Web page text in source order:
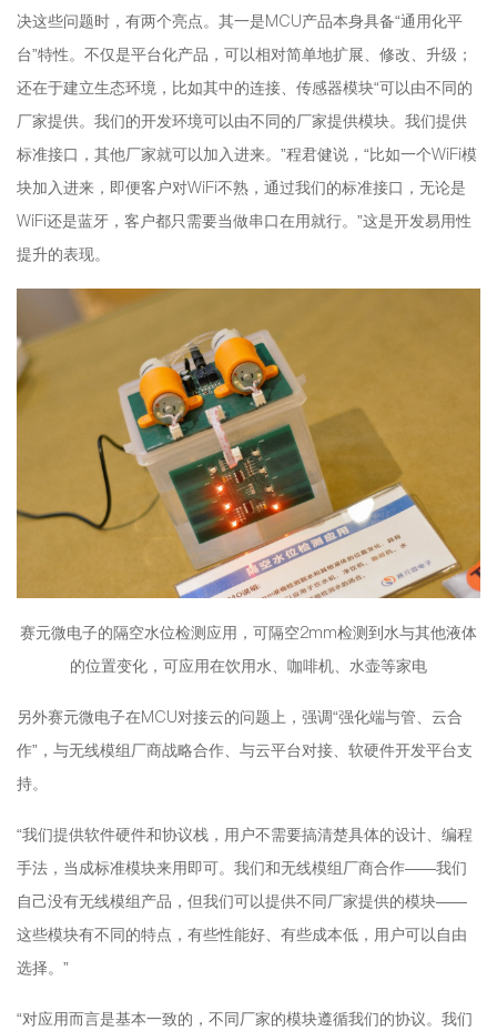
决这些问题时，有两个亮点。其一是MCU产品本身具备“通用化平
台”特性。不仅是平台化产品，可以相对简单地扩展、修改、升级；
还在于建立生态环境，比如其中的连接、传感器模块“可以由不同的
厂家提供。我们的开发环境可以由不同的厂家提供模块。我们提供
标准接口，其他厂家就可以加入进来。”程君健说，“比如一个WiFi模
块加入进来，即便客户对WiFi不熟，通过我们的标准接口，无论是
WiFi还是蓝牙，客户都只需要当做串口在用就行。”这是开发易用性
提升的表现。
赛元微电子的隔空水位检测应用，可隔空2mm检测到水与其他液体
的位置变化，可应用在饮用水、咖啡机、水壶等家电
另外赛元微电子在MCU对接云的问题上，强调“强化端与管、云合
作”，与无线模组厂商战略合作、与云平台对接、软硬件开发平台支
持。
“我们提供软件硬件和协议栈，用户不需要搞清楚具体的设计、编程
手法，当成标准模块来用即可。我们和无线模组厂商合作——我们
自己没有无线模组产品，但我们可以提供不同厂家提供的模块——
这些模块有不同的特点，有些性能好、有些成本低，用户可以自由
选择。”
“对应用而言是基本一致的，不同厂家的模块遵循我们的协议。我们